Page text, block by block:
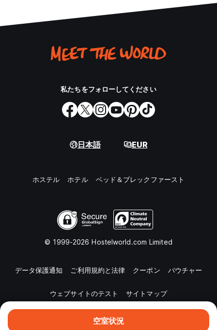
空室状況
私たちをフォローしてください
日本語 EUR
ホステル ホテル ベッド＆ブレックファースト
© 1999-2026 Hostelworld.com Limited
データ保護通知 ご利用規約と法律 クーポン バウチャー
ウェブサイトのテスト サイトマップ